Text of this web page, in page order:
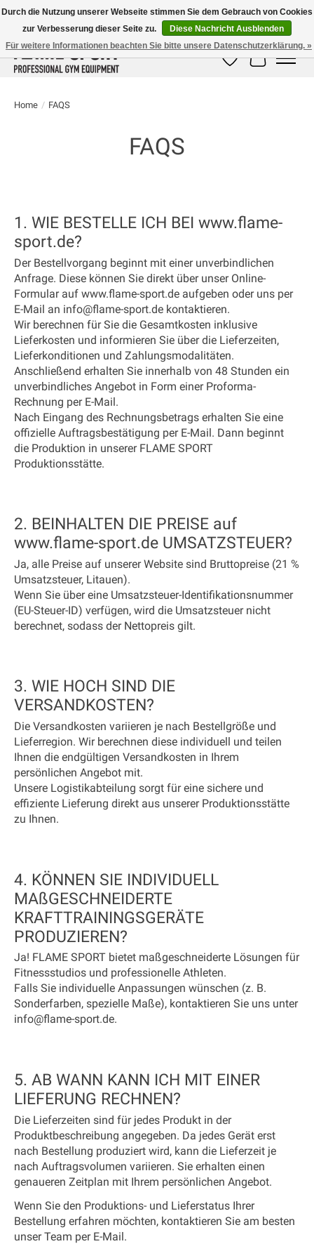
E-MAIL:info@flame-sport.deTEL.: +49 1525 9705 011
Wunschzettel
Ihr
Home / FAQS
FAQS
1. WIE BESTELLE ICH BEI www.flame-
sport.de?
Der Bestellvorgang beginnt mit einer unverbindlichen
Anfrage. Diese können Sie direkt über unser Online-
Formular auf www.flame-sport.de aufgeben oder uns per
E-Mail an info@flame-sport.de kontaktieren.
Wir berechnen für Sie die Gesamtkosten inklusive
Lieferkosten und informieren Sie über die Lieferzeiten,
Lieferkonditionen und Zahlungsmodalitäten.
Anschließend erhalten Sie innerhalb von 48 Stunden ein
unverbindliches Angebot in Form einer Proforma-
Rechnung per E-Mail.
Nach Eingang des Rechnungsbetrags erhalten Sie eine
offizielle Auftragsbestätigung per E-Mail. Dann beginnt
die Produktion in unserer FLAME SPORT
Produktionsstätte.
2. BEINHALTEN DIE PREISE auf
www.flame-sport.de UMSATZSTEUER?
Ja, alle Preise auf unserer Website sind Bruttopreise (21 %
Umsatzsteuer, Litauen).
Wenn Sie über eine Umsatzsteuer-Identifikationsnummer
(EU-Steuer-ID) verfügen, wird die Umsatzsteuer nicht
berechnet, sodass der Nettopreis gilt.
3. WIE HOCH SIND DIE
VERSANDKOSTEN?
Die Versandkosten variieren je nach Bestellgröße und
Lieferregion. Wir berechnen diese individuell und teilen
Ihnen die endgültigen Versandkosten in Ihrem
persönlichen Angebot mit.
Unsere Logistikabteilung sorgt für eine sichere und
effiziente Lieferung direkt aus unserer Produktionsstätte
zu Ihnen.
4. KÖNNEN SIE INDIVIDUELL
MAßGESCHNEIDERTE
KRAFTTRAININGSGERÄTE
PRODUZIEREN?
Ja! FLAME SPORT bietet maßgeschneiderte Lösungen für
Fitnessstudios und professionelle Athleten.
Falls Sie individuelle Anpassungen wünschen (z. B.
Sonderfarben, spezielle Maße), kontaktieren Sie uns unter
info@flame-sport.de.
5. AB WANN KANN ICH MIT EINER
LIEFERUNG RECHNEN?
Die Lieferzeiten sind für jedes Produkt in der
Produktbeschreibung angegeben. Da jedes Gerät erst
nach Bestellung produziert wird, kann die Lieferzeit je
nach Auftragsvolumen variieren. Sie erhalten einen
genaueren Zeitplan mit Ihrem persönlichen Angebot.
Wenn Sie den Produktions- und Lieferstatus Ihrer
Bestellung erfahren möchten, kontaktieren Sie am besten
unser Team per E-Mail.
Durch die Nutzung unserer Webseite stimmen Sie dem Gebrauch von Cookies
zur Verbesserung dieser Seite zu.
Diese Nachricht Ausblenden
Für weitere Informationen beachten Sie bitte unsere Datenschutzerklärung. »